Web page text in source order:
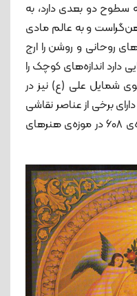
سطوح دو بعدی دارد، به
و به عالم مادی
روحانی و روشن را ارج
دارد اندازه‌های کوچک را
شمایل علی (ع) نیز در
و دارای برخی از عناصر نقاشی
کلیسایی است. این نقاشی با شماره‌ی 608 در موزه‌ی هنرهای